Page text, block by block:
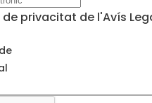
privacitat de l'Avís